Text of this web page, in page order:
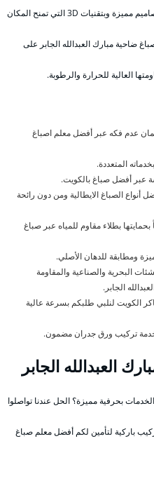
نعمل على توفير رولات ورق جدران حديثة وبتصاميم مميزة وبتقنيات 3D التي تمنح المكان
ضاحية مبارك العبدالله الجابر على
العالية للحرارة والرطوبة.
عدم فكه عبر أفضل معلم اصباغ
المتعددة.
عبر أفضل صباغ بالكويت.
الصباغ الايطالية ومن دون رائحة
بحمايتها بطلاء مقاوم للمياه عبر صباغ
ومطابقة للدهان الأصلي.
البحرية والصناعية والمقاومة
الجابر.
الكويت لنلبي طلبكم بسرعة عالية
خدمة تركيب ورق جدران مضمون.
العبدالله الجابر
بحرفية مميزة؟ الحل عندنا تواصلوا
باركية لتأمين لكم أفضل معلم صباغ